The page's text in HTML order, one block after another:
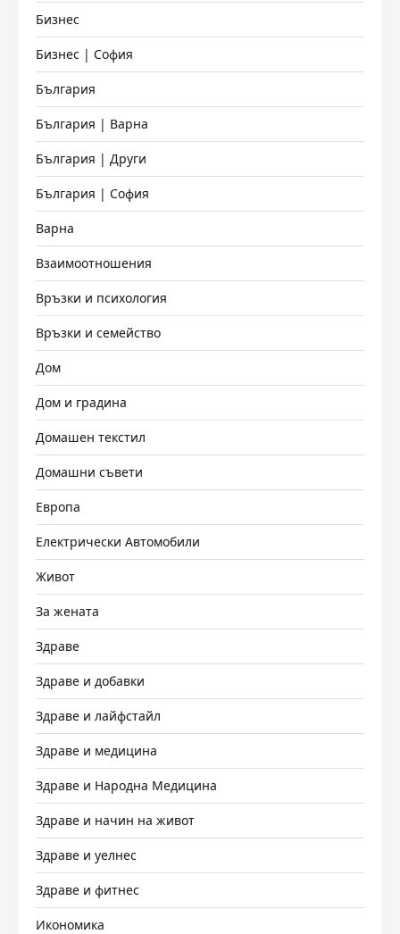
Бизнес
Бизнес | София
България
България | Варна
България | Други
България | София
Варна
Взаимоотношения
Връзки и психология
Връзки и семейство
Дом
Дом и градина
Домашен текстил
Домашни съвети
Европа
Електрически Автомобили
Живот
За жената
Здраве
Здраве и добавки
Здраве и лайфстайл
Здраве и медицина
Здраве и Народна Медицина
Здраве и начин на живот
Здраве и уелнес
Здраве и фитнес
Икономика